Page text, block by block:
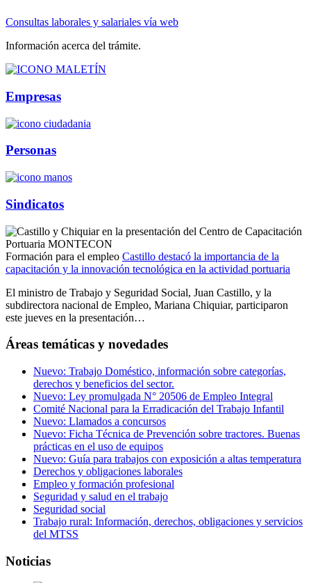
Consultas laborales y salariales vía web
Información acerca del trámite.
Empresas
Personas
Sindicatos
Formación para el empleo Castillo destacó la importancia de la
capacitación y la innovación tecnológica en la actividad portuaria
El ministro de Trabajo y Seguridad Social, Juan Castillo, y la
subdirectora nacional de Empleo, Mariana Chiquiar, participaron
este jueves en la presentación…
Áreas temáticas y novedades
Nuevo: Trabajo Doméstico, información sobre categorías,
derechos y beneficios del sector.
Nuevo: Ley promulgada N° 20506 de Empleo Integral
Comité Nacional para la Erradicación del Trabajo Infantil
Nuevo: Llamados a concursos
Nuevo: Ficha Técnica de Prevención sobre tractores. Buenas
prácticas en el uso de equipos
Nuevo: Guía para trabajos con exposición a altas temperatura
Derechos y obligaciones laborales
Empleo y formación profesional
Seguridad y salud en el trabajo
Seguridad social
Trabajo rural: Información, derechos, obligaciones y servicios
del MTSS
Noticias